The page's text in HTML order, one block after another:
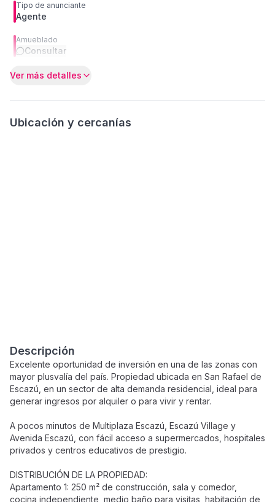
Tipo de anunciante
Agente
Amueblado
Consultar
Ver más detalles
Ubicación y cercanías
Descripción
Excelente oportunidad de inversión en una de las zonas con
mayor plusvalía del país. Propiedad ubicada en San Rafael de
Escazú, en un sector de alta demanda residencial, ideal para
generar ingresos por alquiler o para vivir y rentar.
A pocos minutos de Multiplaza Escazú, Escazú Village y
Avenida Escazú, con fácil acceso a supermercados, hospitales
privados y centros educativos de prestigio.
DISTRIBUCIÓN DE LA PROPIEDAD:
Apartamento 1: 250 m² de construcción, sala y comedor,
cocina independiente, medio baño para visitas, habitación de